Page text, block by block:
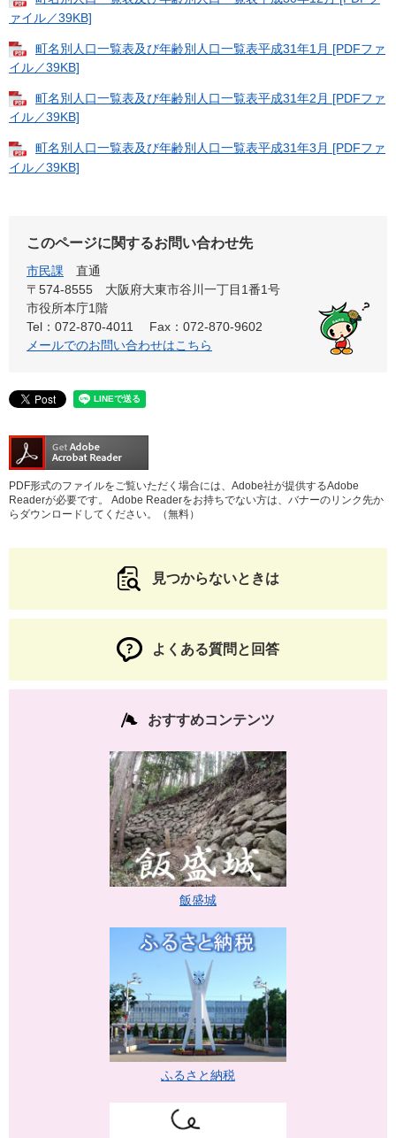
ァイル／39KB]
町名別人口一覧表及び年齢別人口一覧表平成31年1月 [PDFファ
イル／39KB]
町名別人口一覧表及び年齢別人口一覧表平成31年2月 [PDFファ
イル／39KB]
町名別人口一覧表及び年齢別人口一覧表平成31年3月 [PDFファ
イル／39KB]
このページに関するお問い合わせ先
市民課
直通
〒574-8555 大阪府大東市谷川一丁目1番1号
市役所本庁1階
Tel：072-870-4011
Fax：072-870-9602
メールでのお問い合わせはこちら
PDF形式のファイルをご覧いただく場合には、Adobe社が提供するAdobe
Readerが必要です。
Adobe Readerをお持ちでない方は、バナーのリンク先か
らダウンロードしてください。（無料）
見つからないときは
よくある質問と回答
おすすめコンテンツ
飯盛城
ふるさと納税